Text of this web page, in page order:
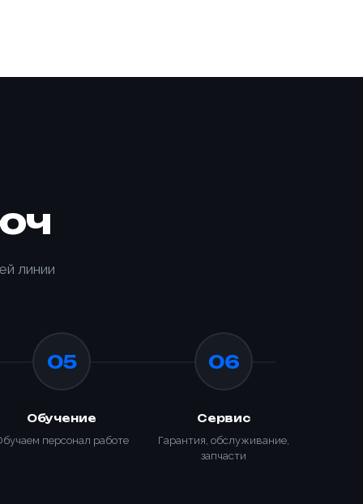
линии
05
Обучение
персонал работе
06
Сервис
Гарантия, обслуживание,
запчасти